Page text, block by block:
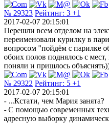
№ 29323 Рейтинг: 3 +1
2017-02-07 20:15:01
Перешли всем отделом на
переименовали курилку в
вопросом "пойдём с парилке
обоих полов поднялось с
поняли и пришлось
№ 29322 Рейтинг: 5 +1
2017-02-07 20:15:01
- ...Кстати, чем Мария занята?
- С помощью современных
адресную выборку